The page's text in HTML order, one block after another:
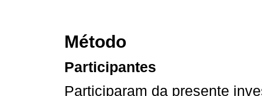
Método
Participantes
Participaram da presente